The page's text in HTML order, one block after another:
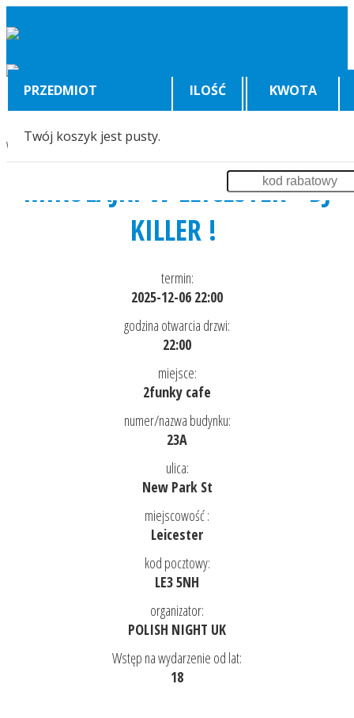
PRZEDMIOT ILOŚĆ KWOTA
Twój koszyk jest pusty.
Wyświetlenia:2690
MIKOŁAJKI W LEICESTER - DJ
KILLER !
termin:
2025-12-06 22:00
godzina otwarcia drzwi:
22:00
miejsce:
2funky cafe
numer/nazwa budynku:
23A
ulica:
New Park St
miejscowość :
Leicester
kod pocztowy:
LE3 5NH
organizator:
POLISH NIGHT UK
Wstęp na wydarzenie od lat:
18